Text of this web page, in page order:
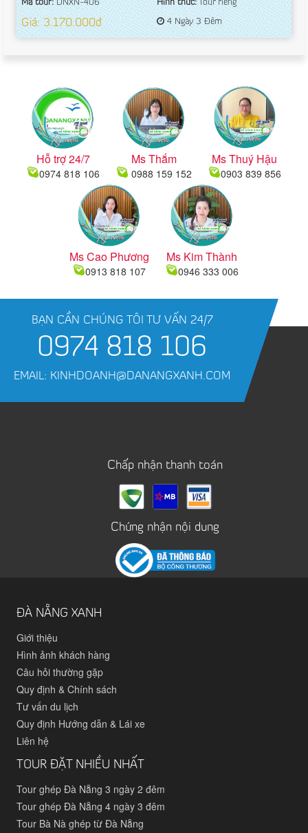
Mã tour:DNXN-406 Hình thức:Tour riêng
Giá: 3.170.000đ 4 Ngày 3 Đêm
Hỗ trợ 24/7
0974 818 106
Ms Thắm
0988 159 152
Ms Thuý Hậu
0903 839 856
Ms Cao Phương
0913 818 107
Ms Kim Thành
0946 333 006
BẠN CẦN CHÚNG TÔI TƯ VẤN 24/7
0974 818 106
EMAIL: KINHDOANH@DANANGXANH.COM
Chấp nhận thanh toán
Chứng nhận nội dung
ĐÀ NẴNG XANH
Giới thiệu
Hình ảnh khách hàng
Câu hỏi thường gặp
Quy định & Chính sách
Tư vấn du lịch
Quy định Hướng dẫn & Lái xe
Liên hệ
TOUR ĐẶT NHIỀU NHẤT
Tour ghép Đà Nẵng 3 ngày 2 đêm
Tour ghép Đà Nẵng 4 ngày 3 đêm
Tour Bà Nà ghép từ Đà Nẵng